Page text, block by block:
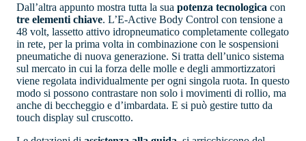
Dall’altra appunto mostra tutta la sua potenza tecnologica con
tre elementi chiave. L’E-Active Body Control con tensione a
48 volt, lassetto attivo idropneumatico completamente collegato
in rete, per la prima volta in combinazione con le sospensioni
pneumatiche di nuova generazione. Si tratta dell’unico sistema
sul mercato in cui la forza delle molle e degli ammortizzatori
viene regolata individualmente per ogni singola ruota. In questo
modo si possono contrastare non solo i movimenti di rollio, ma
anche di beccheggio e d’imbardata. E si può gestire tutto da
touch display sul cruscotto.